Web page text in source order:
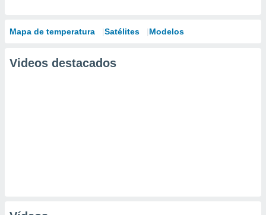
Mapa de temperatura Satélites Modelos
Videos destacados